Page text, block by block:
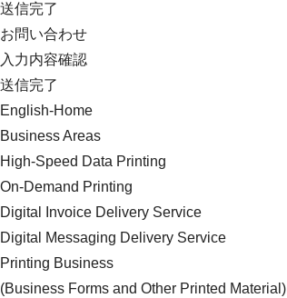
送信完了
お問い合わせ
入力内容確認
送信完了
English-Home
Business Areas
High-Speed Data Printing
On-Demand Printing
Digital Invoice Delivery Service
Digital Messaging Delivery Service
Printing Business
(Business Forms and Other Printed Material)